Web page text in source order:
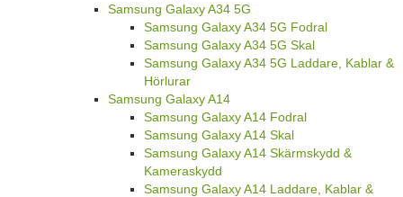
Samsung Galaxy A34 5G
Samsung Galaxy A34 5G Fodral
Samsung Galaxy A34 5G Skal
Samsung Galaxy A34 5G Laddare, Kablar &
Hörlurar
Samsung Galaxy A14
Samsung Galaxy A14 Fodral
Samsung Galaxy A14 Skal
Samsung Galaxy A14 Skärmskydd &
Kameraskydd
Samsung Galaxy A14 Laddare, Kablar &